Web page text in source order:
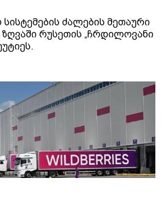
ძალების მეთაური
ზღვაში რუსეთის „ჩრდილოვანი